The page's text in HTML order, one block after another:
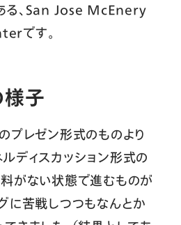
る、San Jose McEnery
です。
様子
プレゼン形式のものより
ディスカッション形式の
がない状態で進むものが
に苦戦しつつもなんとか